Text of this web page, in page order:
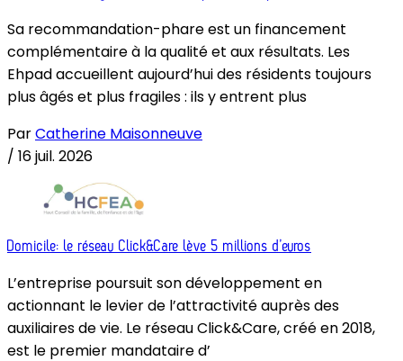
Sa recommandation-phare est un financement
complémentaire à la qualité et aux résultats. Les
Ehpad accueillent aujourd’hui des résidents toujours
plus âgés et plus fragiles : ils y entrent plus
ParCatherine Maisonneuve
/ 16 juil. 2026
Domicile: le réseau Click&Care lève 5 millions d’euros
L’entreprise poursuit son développement en
actionnant le levier de l’attractivité auprès des
auxiliaires de vie. Le réseau Click&Care, créé en 2018,
est le premier mandataire d’